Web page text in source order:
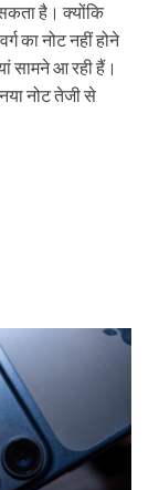
है। क्योंकि
का नोट नहीं होने
सामने आ रही हैं।
नोट तेजी से